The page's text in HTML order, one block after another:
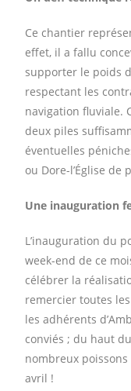
Ce chantier
effet, il a fallu
supporter le poids
respectant les
navigation fluviale.
deux piles
éventuelles
ou Dore-l’Église de
Une inauguration
L’inauguration du
week-end de ce
célébrer la
remercier toutes
les adhérents
conviés ; du haut
nombreux
avril !